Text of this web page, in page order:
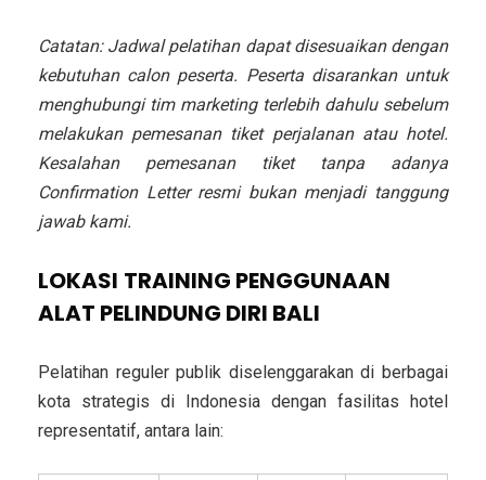
Catatan: Jadwal pelatihan dapat disesuaikan dengan
kebutuhan calon peserta. Peserta disarankan untuk
menghubungi tim marketing terlebih dahulu sebelum
melakukan pemesanan tiket perjalanan atau hotel.
Kesalahan pemesanan tiket tanpa adanya
Confirmation Letter resmi bukan menjadi tanggung
jawab kami.
LOKASI TRAINING PENGGUNAAN
ALAT PELINDUNG DIRI BALI
Pelatihan reguler publik diselenggarakan di berbagai
kota strategis di Indonesia dengan fasilitas hotel
representatif, antara lain: